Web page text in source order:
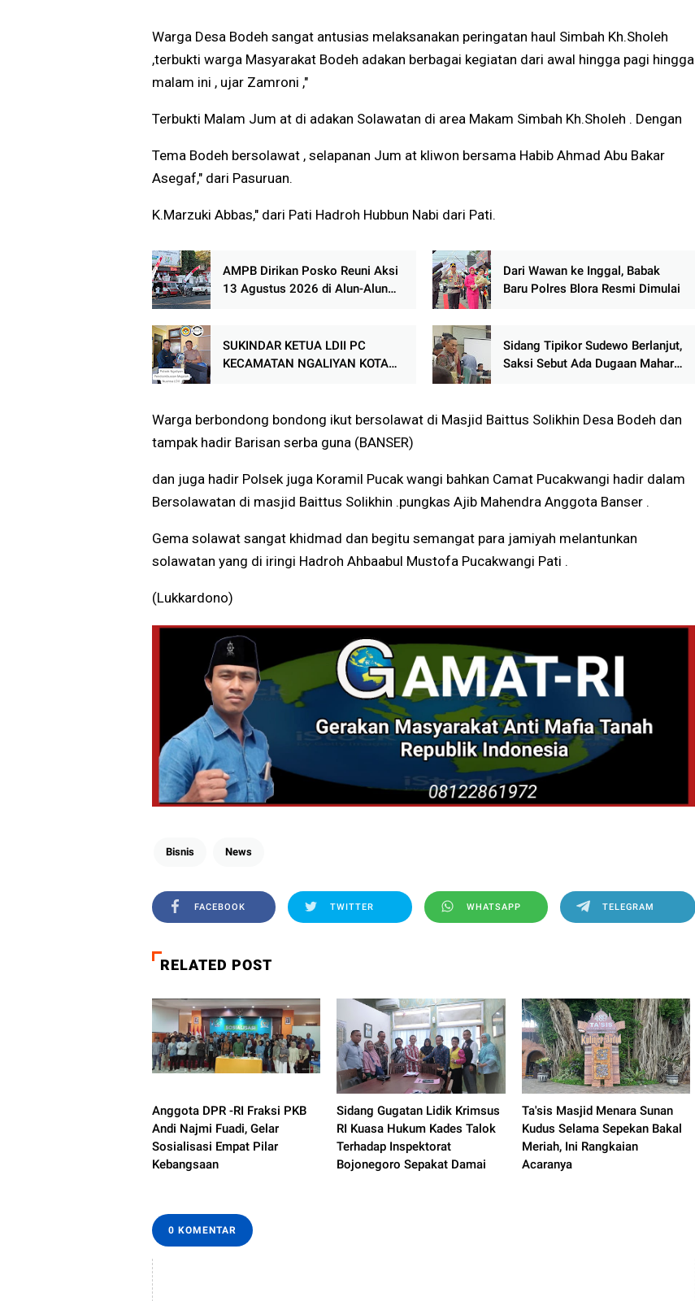
Warga Desa Bodeh sangat antusias melaksanakan peringatan haul Simbah Kh.Sholeh
,terbukti warga Masyarakat Bodeh adakan berbagai kegiatan dari awal hingga pagi hingga
malam ini , ujar Zamroni ,"
Terbukti Malam Jum at di adakan Solawatan di area Makam Simbah Kh.Sholeh . Dengan
Tema Bodeh bersolawat , selapanan Jum at kliwon bersama Habib Ahmad Abu Bakar
Asegaf," dari Pasuruan.
K.Marzuki Abbas," dari Pati Hadroh Hubbun Nabi dari Pati.
AMPB Dirikan Posko Reuni Aksi
13 Agustus 2026 di Alun-Alun
Dari Wawan ke Inggal, Babak
Baru Polres Blora Resmi Dimulai
SUKINDAR KETUA LDII PC
KECAMATAN NGALIYAN KOTA
TIGA PILAR
Sidang Tipikor Sudewo Berlanjut,
Saksi Sebut Ada Dugaan Mahar
Warga berbondong bondong ikut bersolawat di Masjid Baittus Solikhin Desa Bodeh dan
tampak hadir Barisan serba guna (BANSER)
dan juga hadir Polsek juga Koramil Pucak wangi bahkan Camat Pucakwangi hadir dalam
Bersolawatan di masjid Baittus Solikhin .pungkas Ajib Mahendra Anggota Banser .
Gema solawat sangat khidmad dan begitu semangat para jamiyah melantunkan
solawatan yang di iringi Hadroh Ahbaabul Mustofa Pucakwangi Pati .
(Lukkardono)
Bisnis News
FACEBOOK TWITTER WHATSAPP TELEGRAM
RELATED POST
Anggota DPR -RI Fraksi PKB
Andi Najmi Fuadi, Gelar
Sosialisasi Empat Pilar
Kebangsaan
Sidang Gugatan Lidik Krimsus
RI Kuasa Hukum Kades Talok
Terhadap Inspektorat
Bojonegoro Sepakat Damai
Ta'sis Masjid Menara Sunan
Kudus Selama Sepekan Bakal
Meriah, Ini Rangkaian
Acaranya
0 KOMENTAR